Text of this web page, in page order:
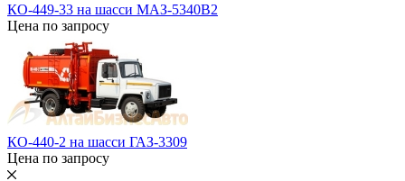
КО-449-33 на шасси МАЗ-5340В2
Цена по запросу
КО-440-2 на шасси ГАЗ-3309
Цена по запросу